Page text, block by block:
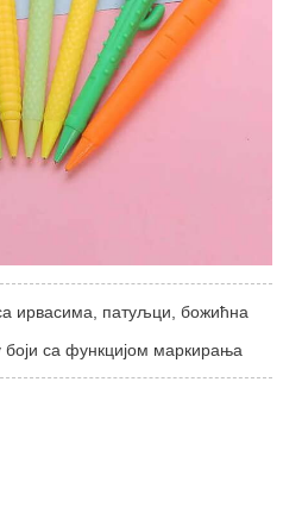
ирвасима, патуљци, божићна
са функцијом маркирања